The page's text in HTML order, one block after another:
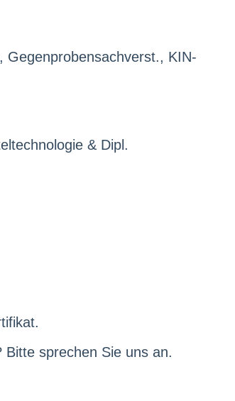
Gegenprobensachverst., KIN-
& Dipl.
sprechen Sie uns an.